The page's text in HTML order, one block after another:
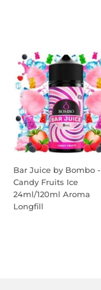
Bar Juice by Bombo -
Candy Fruits Ice
24ml/120ml Aroma
Longfill